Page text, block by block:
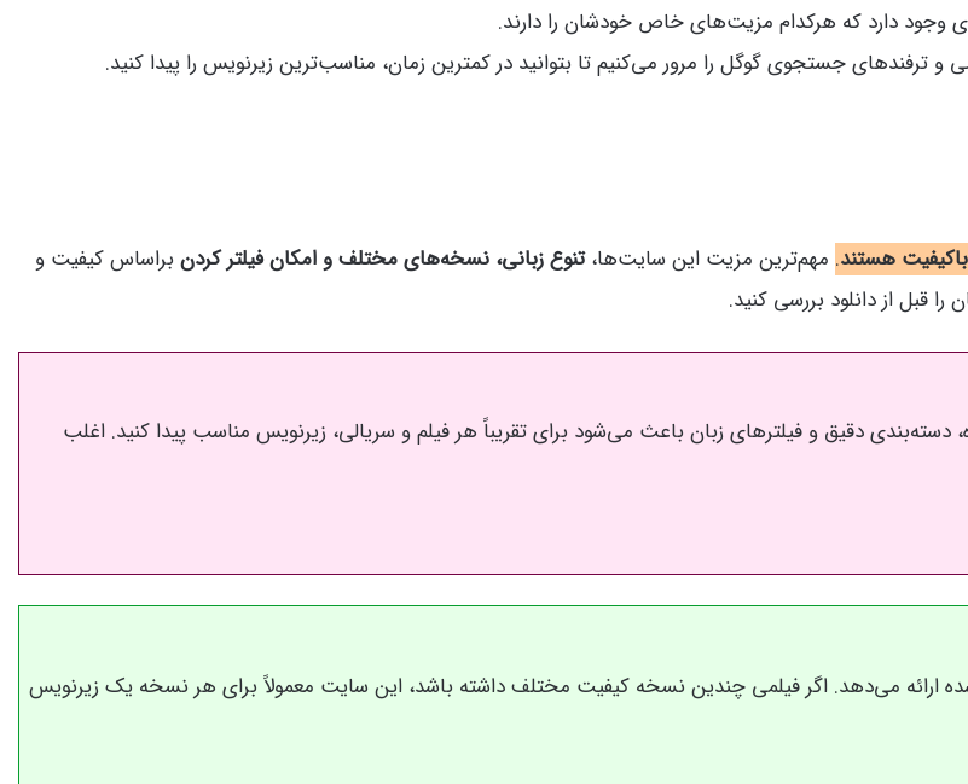
وجود دارد که هرکدام مزیت‌های خاص خودشان را دارند.
جستجوی گوگل را مرور می‌کنیم تا بتوانید در کمترین زمان، مناسب‌ترین زیرنویس را پیدا کنید.
هستند. مهم‌ترین مزیت این سایت‌ها،تنوع زبانی، نسخه‌های مختلف و امکان فیلتر کردن براساس کیفیت و
قبل از دانلود بررسی کنید.
دقیق و فیلترهای زبان باعث می‌شود برای تقریباً هر فیلم و سریالی، زیرنویس مناسب پیدا کنید. اغلب
ارائه می‌دهد. اگر فیلمی چندین نسخه کیفیت مختلف داشته باشد، این سایت معمولاً برای هر نسخه یک زیرنویس